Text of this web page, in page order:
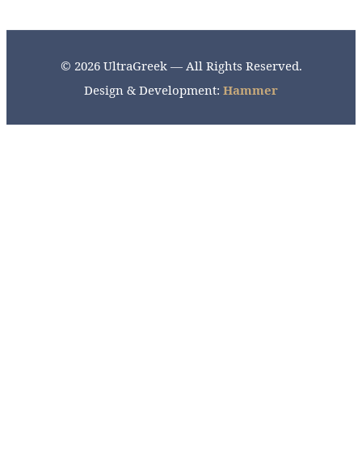
© 2026 UltraGreek — All Rights Reserved.
Design & Development: Hammer